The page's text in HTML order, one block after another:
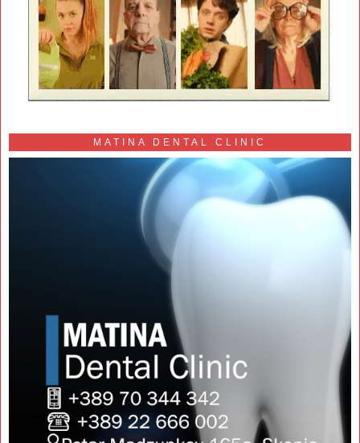
MATINA DENTAL CLINIC